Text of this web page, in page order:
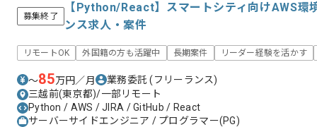
募集終了
【Python/React】スマートシティ向けAWS環
ンス求人・案件
リモートOK 外国籍の方も活躍中 長期案件 リーダー経験を活かす
〜85万円／月 業務委託(フリーランス)
三越前(東京都)/一部リモート
Python / AWS / JIRA / GitHub / React
サーバーサイドエンジニア / プログラマー(PG)